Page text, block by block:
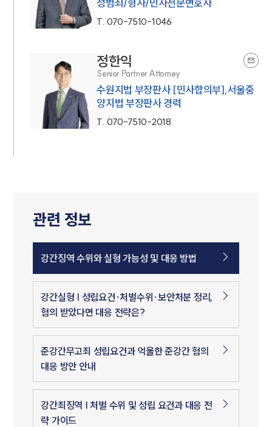
성범죄/형사/민사전문변호사
T. 070-7510-1046
정한익
Senior Partner Attorney
수원지법 부장판사 [민사합의부],서울중
앙지법 부장판사 경력
T. 070-7510-2018
관련 정보
강간징역 수위와 실형 가능성 및 대응 방법
강간실형 | 성립요건·처벌수위·보안처분 정리,
혐의 받았다면 대응 전략은?
준강간무고죄 성립요건과 억울한 준강간 혐의
대응 방안 안내
강간죄징역 | 처벌 수위 및 성립 요건과 대응 전
략 가이드